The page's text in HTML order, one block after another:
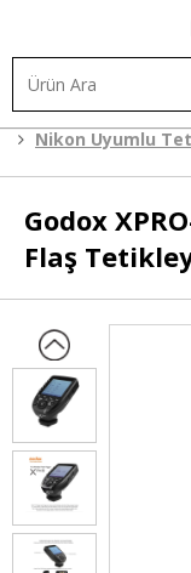
Nikon Uyumlu
Godox
Flaş